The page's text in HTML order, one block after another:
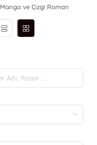
Manga ve Çizgi Roman